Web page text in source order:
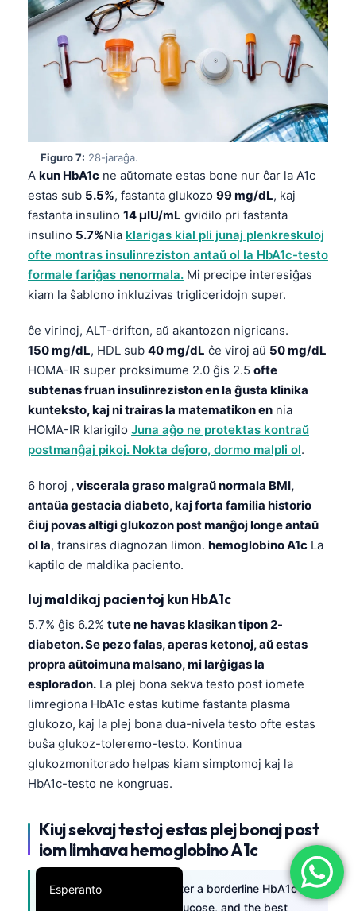
Figuro 7: 28-jaraĝa.
A kun HbA1c ne aŭtomate estas bone nur ĉar la A1c
estas sub 5.5%, fastanta glukozo 99 mg/dL, kaj
fastanta insulino 14 µIU/mL gvidilo pri fastanta
insulino 5.7%Nia klarigas kial pli junaj plenkreskuloj
ofte montras insulinreziston antaŭ ol la HbA1c-testo
formale fariĝas nenormala. Mi precipe interesiĝas
kiam la ŝablono inkluzivas trigliceridojn super.
ĉe virinoj, ALT-drifton, aŭ akantozon nigricans.
150 mg/dL, HDL sub 40 mg/dL ĉe viroj aŭ 50 mg/dL
HOMA-IR super proksimume 2.0 ĝis 2.5 ofte
subtenas fruan insulinreziston en la ĝusta klinika
kunteksto, kaj ni trairas la matematikon en nia
HOMA-IR klarigilo Juna aĝo ne protektas kontraŭ
postmanĝaj pikoj. Nokta deĵoro, dormo malpli ol.
6 horoj , viscerala graso malgraŭ normala BMI,
antaŭa gestacia diabeto, kaj forta familia historio
ĉiuj povas altigi glukozon post manĝoj longe antaŭ
ol la, transiras diagnozan limon. hemoglobino A1c La
kaptilo de maldika paciento.
Iuj maldikaj pacientoj kun HbA1c
5.7% ĝis 6.2% tute ne havas klasikan tipon 2-
diabeton. Se pezo falas, aperas ketonoj, aŭ estas
propra aŭtoimuna malsano, mi larĝigas la
esploradon. La plej bona sekva testo post iomete
limregiona HbA1c estas kutime fastanta plasma
glukozo, kaj la plej bona dua-nivela testo ofte estas
buŝa glukoz-toleremo-testo. Kontinua
glukozmonitorado helpas kiam simptomoj kaj la
HbA1c-testo ne kongruas.
Kiuj sekvaj testoj estas plej bonaj post
iom limhava hemoglobino A1c
The best follow-up test after a borderline HbA1c is
usually a fasting plasma glucose, and the best
Esperanto
Deutsch
Français
עִבְרִית
Italiano
Español
Português
Ελληνικά
Türkçe
Română
简体中文
فارسی
Български
Dansk
हिन्दी
Bahasa Indonesia
Հայերեն
Íslenska
Српски језик
Bosanski
Azərbaycan dili
Eesti
日本語
Čeština
ქართული
Polski
한국어
Slovenščina